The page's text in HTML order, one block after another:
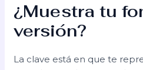
¿Muestra tu
versión?
La clave está en que te